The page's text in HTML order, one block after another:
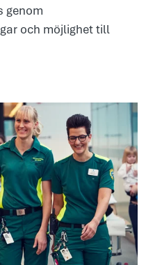
genom
och möjlighet till